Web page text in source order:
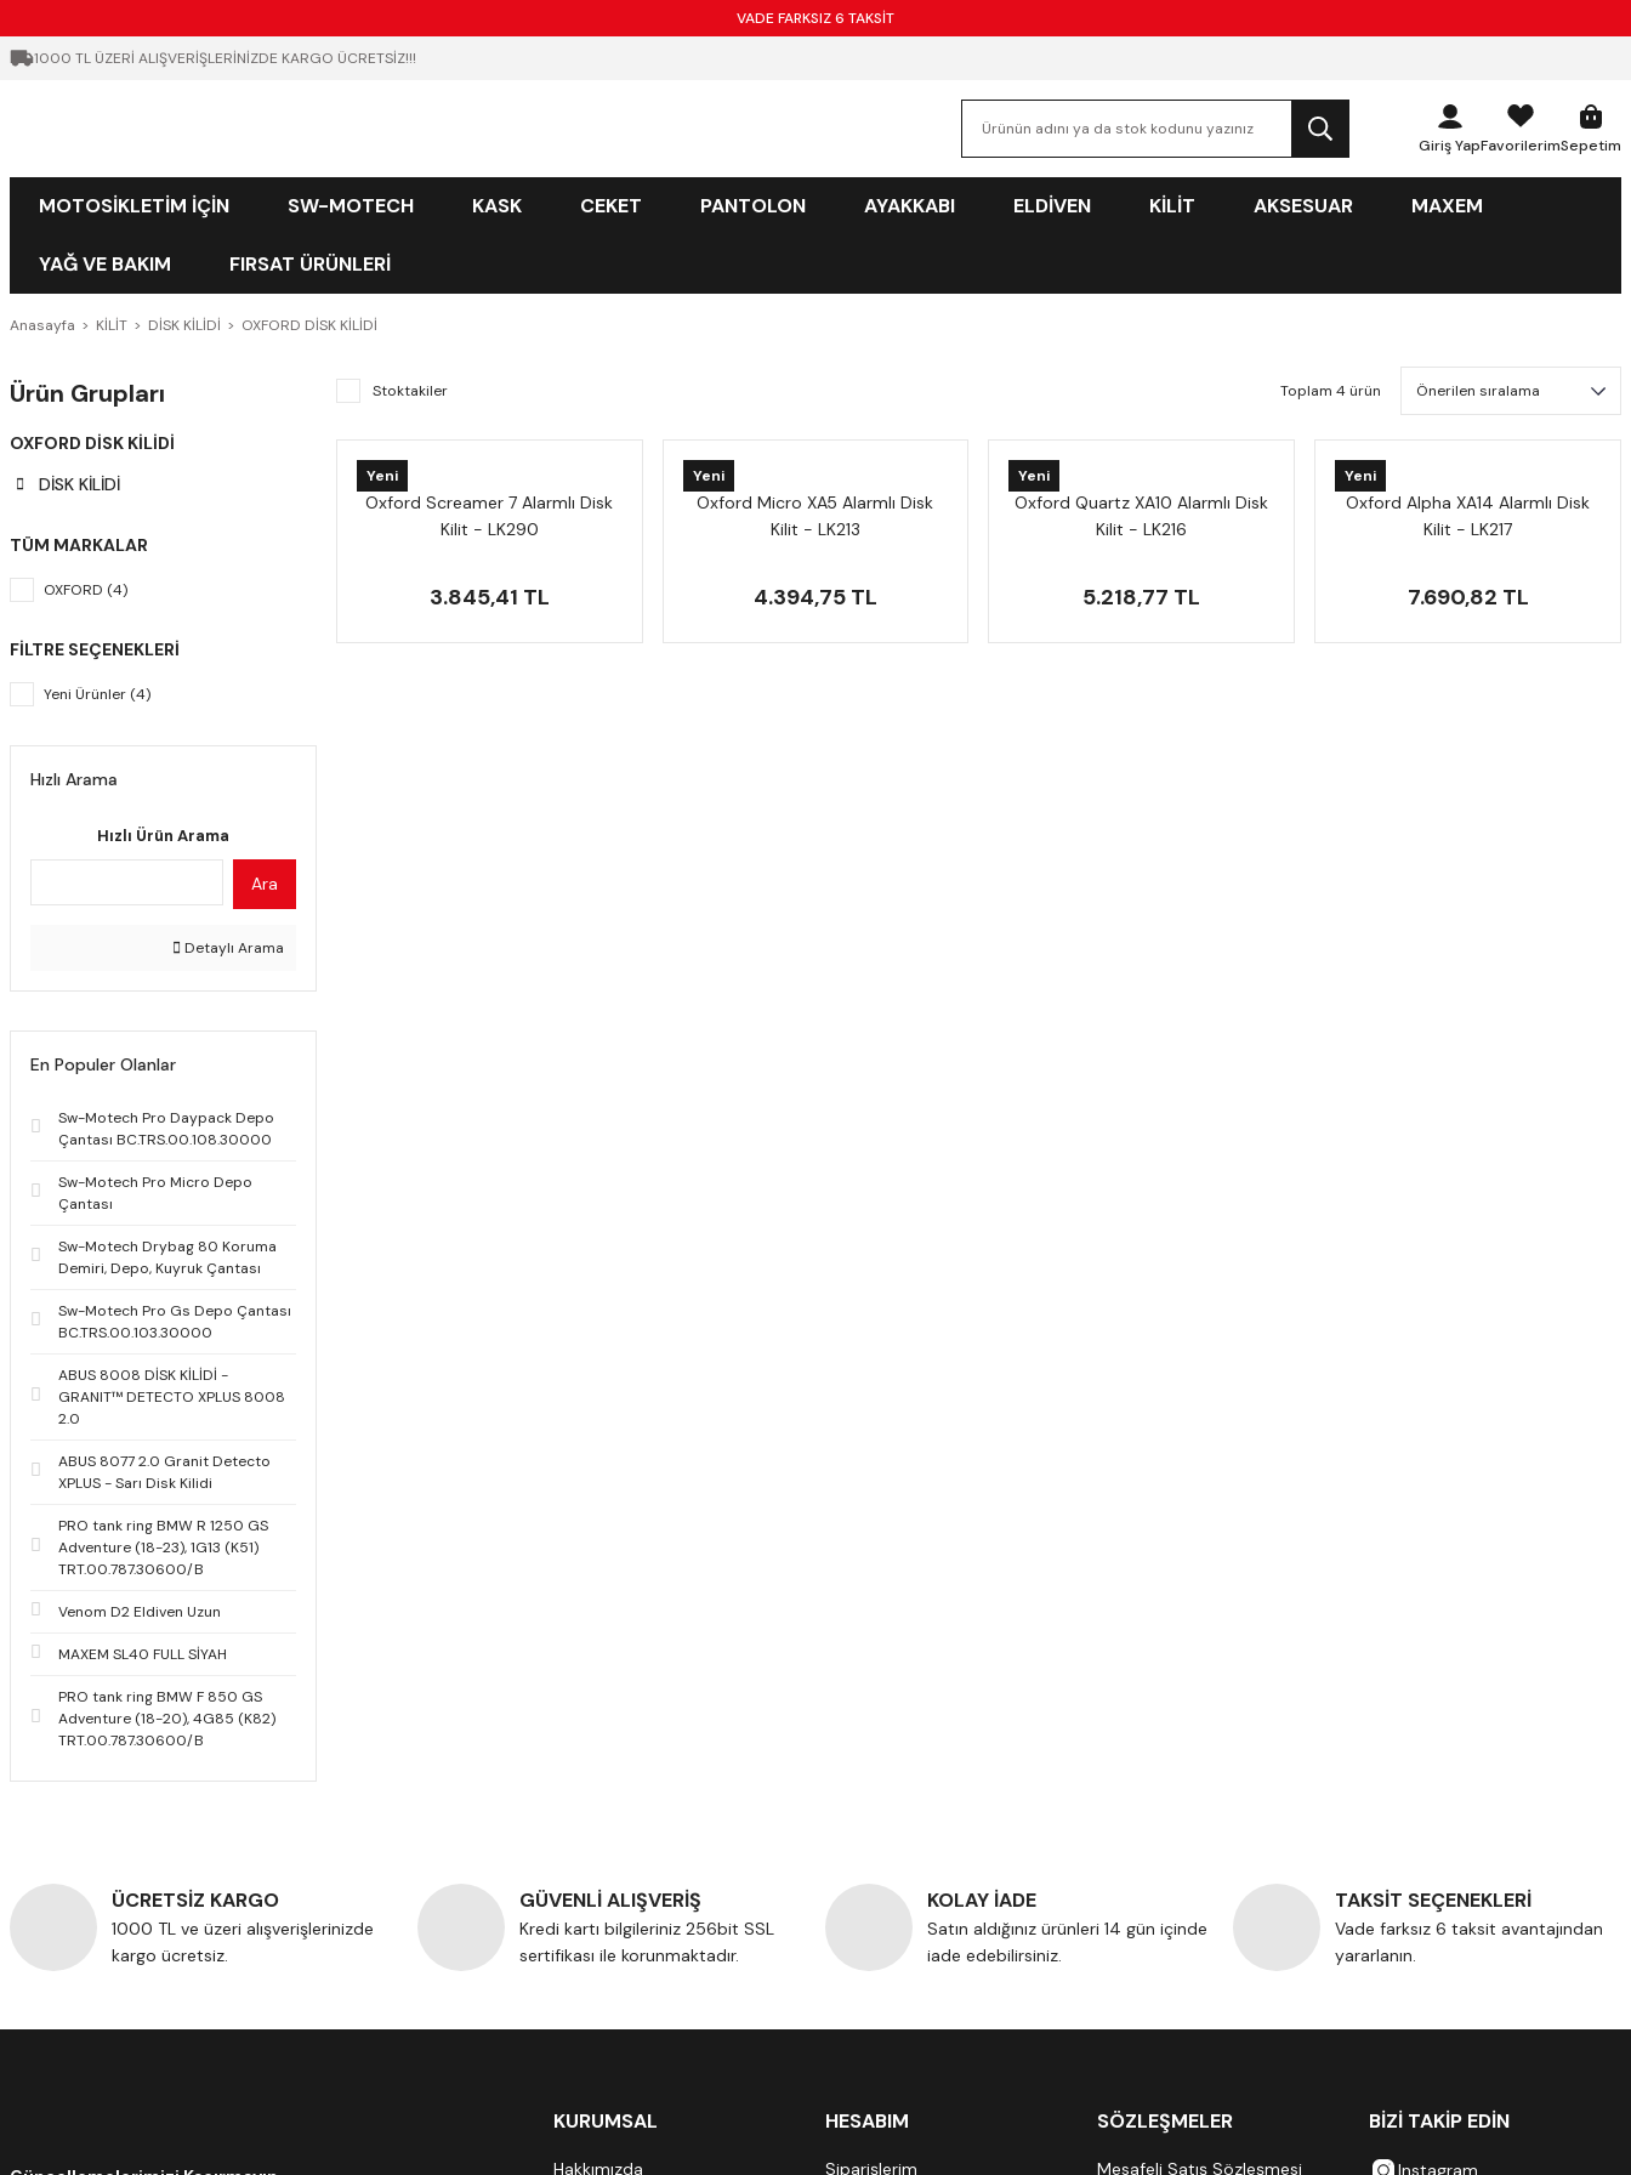
VADE FARKSIZ 6 TAKSİT
1000 TL ÜZERİ ALIŞVERİŞLERİNİZDE KARGO ÜCRETSİZ!!!
Giriş YapFavorilerimSepetim
MOTOSİKLETİM İÇİN SW-MOTECH KASK CEKET PANTOLON AYAKKABI ELDİVEN KİLİT AKSESUAR MAXEM
YAĞ VE BAKIM FIRSAT ÜRÜNLERİ
Anasayfa KİLİT DİSK KİLİDİ OXFORD DİSK KİLİDİ
Ürün Grupları
OXFORD DİSK KİLİDİ
DİSK KİLİDİ
TÜM MARKALAR
OXFORD (4)
FILTRE SEÇENEKLERI
Yeni Ürünler (4)
Hızlı Arama
Hızlı Ürün Arama
Ara
Detaylı Arama
En Populer Olanlar
Sw-Motech Pro Daypack Depo
Çantası BC.TRS.00.108.30000
Sw-Motech Pro Micro Depo
Çantası
Sw-Motech Drybag 80 Koruma
Demiri, Depo, Kuyruk Çantası
Sw-Motech Pro Gs Depo Çantası
BC.TRS.00.103.30000
ABUS 8008 DİSK KİLİDİ -
GRANIT™ DETECTO XPLUS 8008
2.0
ABUS 8077 2.0 Granit Detecto
XPLUS - Sarı Disk Kilidi
PRO tank ring BMW R 1250 GS
Adventure (18-23), 1G13 (K51)
TRT.00.787.30600/B
Venom D2 Eldiven Uzun
MAXEM SL40 FULL SİYAH
PRO tank ring BMW F 850 GS
Adventure (18-20), 4G85 (K82)
TRT.00.787.30600/B
Stoktakiler Toplam 4 ürün
Yeni
Oxford Screamer 7 Alarmlı Disk
Kilit - LK290
3.845,41 TL
Yeni
Oxford Micro XA5 Alarmlı Disk
Kilit - LK213
4.394,75 TL
Yeni
Oxford Quartz XA10 Alarmlı Disk
Kilit - LK216
5.218,77 TL
Yeni
Oxford Alpha XA14 Alarmlı Disk
Kilit - LK217
7.690,82 TL
ÜCRETSİZ KARGO
1000 TL ve üzeri alışverişlerinizde
kargo ücretsiz.
GÜVENLİ ALIŞVERİŞ
Kredi kartı bilgileriniz 256bit SSL
sertifikası ile korunmaktadır.
KOLAY İADE
Satın aldığınız ürünleri 14 gün içinde
iade edebilirsiniz.
TAKSİT SEÇENEKLERİ
Vade farksız 6 taksit avantajından
yararlanın.
KURUMSAL
Hakkımızda
HESABIM
Siparişlerim
SÖZLEŞMELER
Mesafeli Satış Sözleşmesi
BİZİ TAKİP EDİN
Instagram